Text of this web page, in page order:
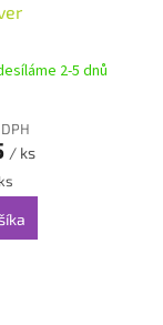
2-5 dnů
/ ks